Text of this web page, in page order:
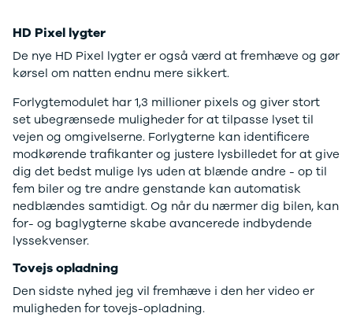
Boxer 330
Expert
Polestar
Se alle
Polestar
Elbil
2
4
Porsche
Se alle
Panamera
Turbo S
Taycan Turbo
911 Carrera
HD Pixel lygter
De nye HD Pixel lygter er også værd at fremhæve og gør
kørsel om natten endnu mere sikkert.
Forlygtemodulet har 1,3 millioner pixels og giver stort
set ubegrænsede muligheder for at tilpasse lyset til
vejen og omgivelserne. Forlygterne kan identificere
modkørende trafikanter og justere lysbilledet for at give
dig det bedst mulige lys uden at blænde andre - op til
fem biler og tre andre genstande kan automatisk
nedblændes samtidigt. Og når du nærmer dig bilen, kan
for- og baglygterne skabe avancerede indbydende
lyssekvenser.
Tovejs opladning
Den sidste nyhed jeg vil fremhæve i den her video er
muligheden for tovejs-opladning.